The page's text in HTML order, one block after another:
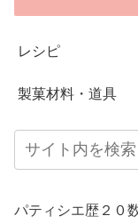
レシピ
製菓材料・道具
パティシエ歴２０